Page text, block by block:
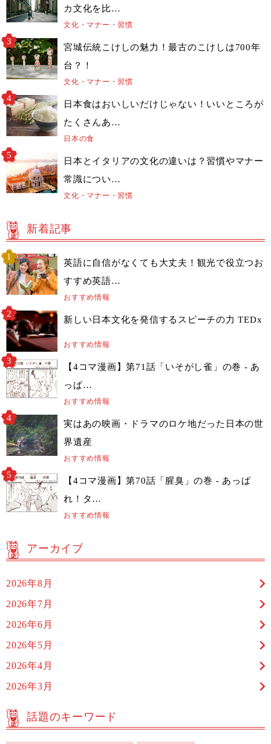
カ文化を比…
文化・マナー・習慣
宮城伝統こけしの魅力！最古のこけしは700年
台？！
文化・マナー・習慣
日本食はおいしいだけじゃない！いいところが
たくさんあ…
日本の食
日本とイタリアの文化の違いは？習慣やマナー
常識につい…
文化・マナー・習慣
新着記事
英語に自信がなくても大丈夫！観光で役立つお
すすめ英語…
おすすめ情報
新しい日本文化を発信するスピーチの力 TEDx
おすすめ情報
【4コマ漫画】第71話「いそがし雀」の巻 - あ
っぱ…
おすすめ情報
実はあの映画・ドラマのロケ地だった日本の世
界遺産
おすすめ情報
【4コマ漫画】第70話「腥臭」の巻 - あっぱ
れ！タ…
おすすめ情報
アーカイブ
2026年8月
2026年7月
2026年6月
2026年5月
2026年4月
2026年3月
話題のキーワード